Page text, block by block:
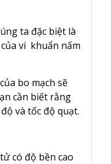
ta đặc biệt là
vi khuẩn nấm
bo mạch sẽ
cần biết rằng
và tốc độ quạt.
có độ bền cao